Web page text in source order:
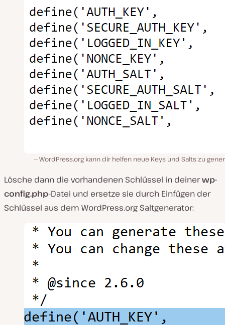
WordPress.org kann dir helfen neue Keys und Salts zu
Lösche dann die vorhandenen Schlüssel in deinerwp-
config.php-Datei und ersetze sie durch Einfügen der
Schlüssel aus dem WordPress.org Saltgenerator: